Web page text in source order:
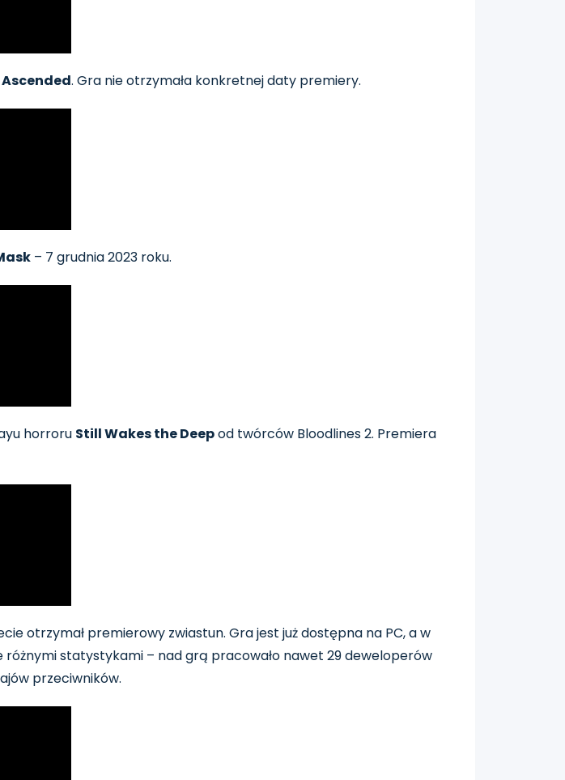
Ascended. Gra nie otrzymała konkretnej daty premiery.
– 7 grudnia 2023 roku.
horroru Still Wakes the Deepod twórców Bloodlines 2. Premiera
otrzymał premierowy zwiastun. Gra jest już dostępna na PC, a w
statystykami – nad grą pracowało nawet 29 deweloperów
przeciwników.